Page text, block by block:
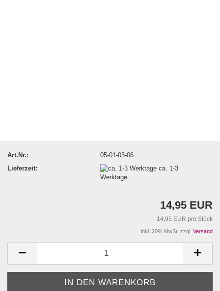
Art.Nr.:
05-01-03-06
Lieferzeit:
ca. 1-3
Werktage
14,95 EUR
14,95 EUR pro Stück
inkl. 20% MwSt. zzgl. Versand